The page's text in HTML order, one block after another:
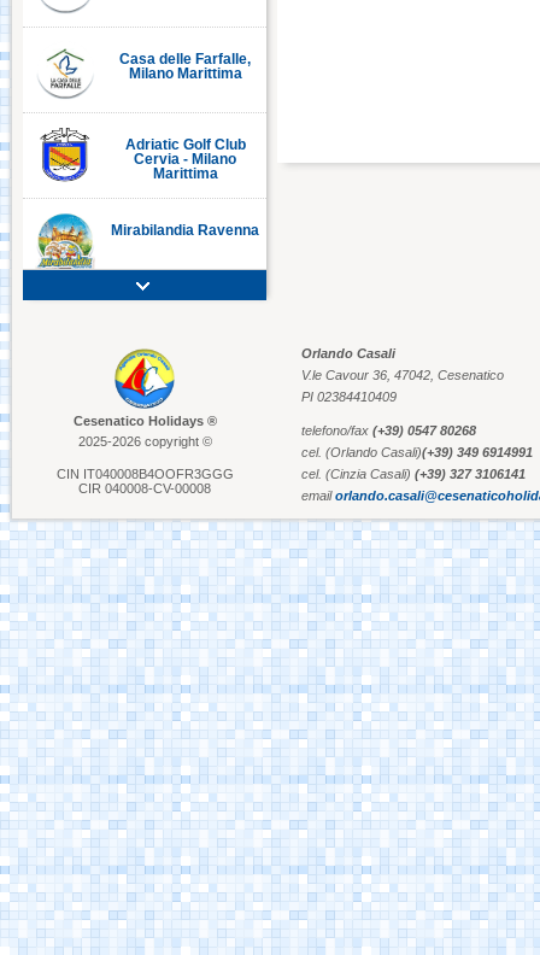
Milano Marittima
Cervia - Milano
Marittima
Aquafan Riccione
Parco Oltremare -
Riccione
Fiabilandia Rimini
Italia in Miniatura -
Le Navi Acquario -
Porto Canale Cervia
Porto Canale
Cesenatico
Museo della Marineria
Cesenatico
Cesenatico Holidays ®
2025-2026 copyright ©
CIN IT040008B4OOFR3GGG
CIR 040008-CV-00008
Orlando Casali
V.le Cavour 36, 47042, Cesenatico
PI 02384410409
telefono/fax (+39) 0547 80268
cel. (Orlando Casali)(+39) 349 6914991
cel. (Cinzia Casali) (+39) 327 3106141
email